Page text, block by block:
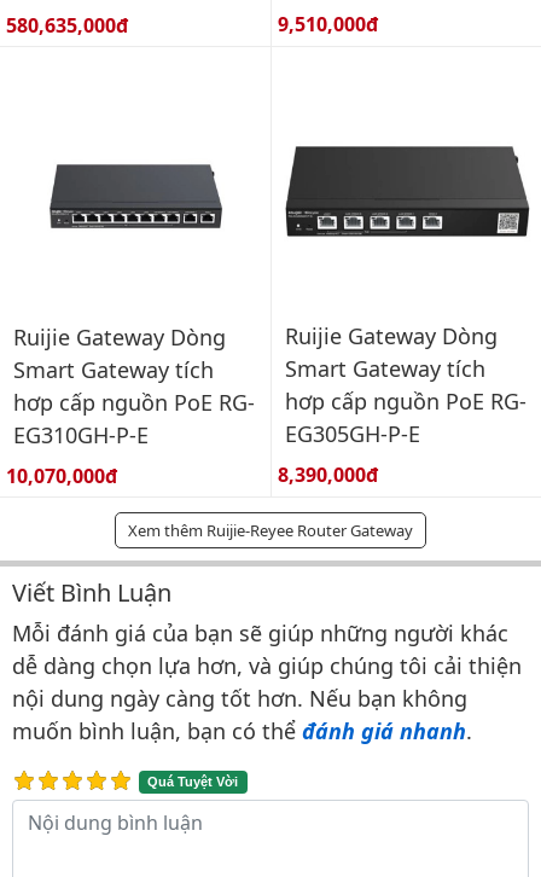
Giá bán:
580,635,000đ Giá bán:
9,510,000đ
Ruijie Gateway Dòng
Smart Gateway tích
hơp cấp nguồn PoE RG-
EG310GH-P-E
Giá bán:
10,070,000đ
Ruijie Gateway Dòng
Smart Gateway tích
hơp cấp nguồn PoE RG-
EG305GH-P-E
Giá bán:
8,390,000đ
Xem thêm Ruijie-Reyee Router Gateway
Bình luận & Đánh giá
Viết Bình Luận
Mỗi đánh giá của bạn sẽ giúp những người khác
dễ dàng chọn lựa hơn, và giúp chúng tôi cải thiện
nội dung ngày càng tốt hơn. Nếu bạn không
muốn bình luận, bạn có thể đánh giá nhanh.
Quá Tuyệt Vời
Nội dung bình luận